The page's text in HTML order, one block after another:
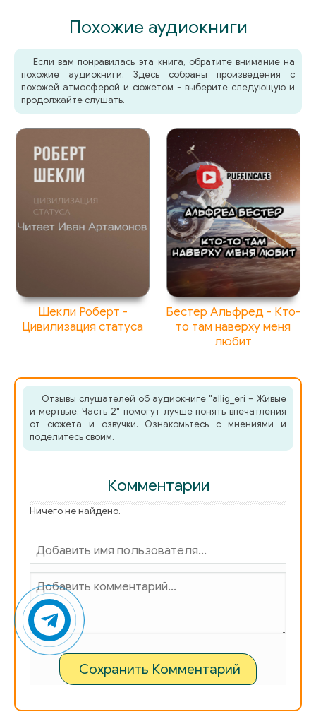
Похожие аудиокниги
Если вам понравилась эта книга, обратите внимание на
похожие аудиокниги. Здесь собраны произведения с
похожей атмосферой и сюжетом - выберите следующую и
продолжайте слушать.
Шекли Роберт -
Цивилизация статуса
Бестер Альфред - Кто-
то там наверху меня
любит
Отзывы слушателей об аудиокниге "allig_eri – Живые
и мертвые. Часть 2" помогут лучше понять впечатления
от сюжета и озвучки. Ознакомьтесь с мнениями и
поделитесь своим.
Комментарии
Ничего не найдено.
Сохранить Комментарий